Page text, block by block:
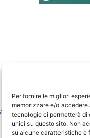
Per fornire le migliori
memorizzare e/o
tecnologie ci permetterà di
unici su questo sito. Non
su alcune caratteristiche e
80069130583